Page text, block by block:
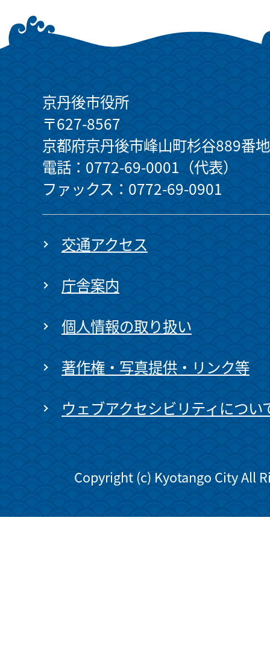
京丹後市役所
〒627-8567
京都府京丹後市峰山町杉谷889番地
電話：0772-69-0001（代表）
ファックス：0772-69-0901
交通アクセス
庁舎案内
個人情報の取り扱い
著作権・写真提供・リンク等
ウェブアクセシビリティについ
Copyright (c) Kyotango City All